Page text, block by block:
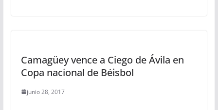
Camagüey vence a Ciego de Ávila en
Copa nacional de Béisbol
junio 28, 2017